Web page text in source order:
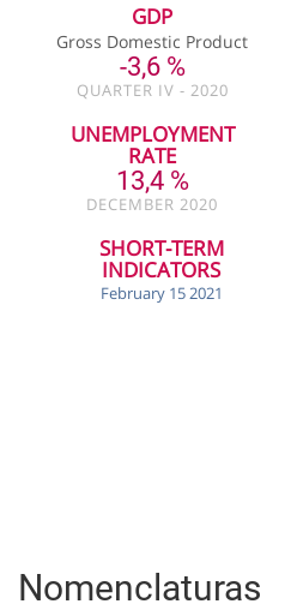
GDP
Gross Domestic Product
-3,6 %
QUARTER IV - 2020
UNEMPLOYMENT
RATE
13,4 %
DECEMBER 2020
SHORT-TERM
INDICATORS
February 15 2021
Nomenclaturas